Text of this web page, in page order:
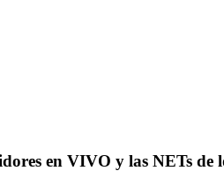
en VIVO y las NETs de